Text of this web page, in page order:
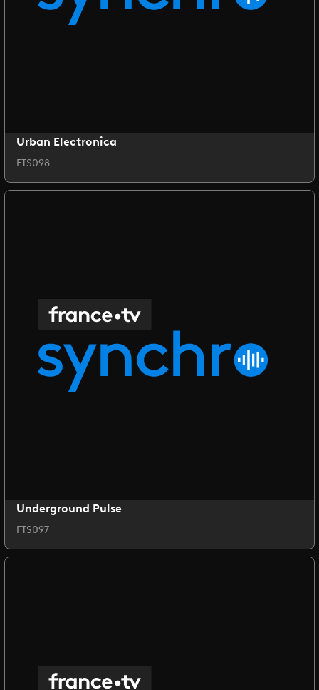
Urban Electronica
FTS098
Underground Pulse
FTS097